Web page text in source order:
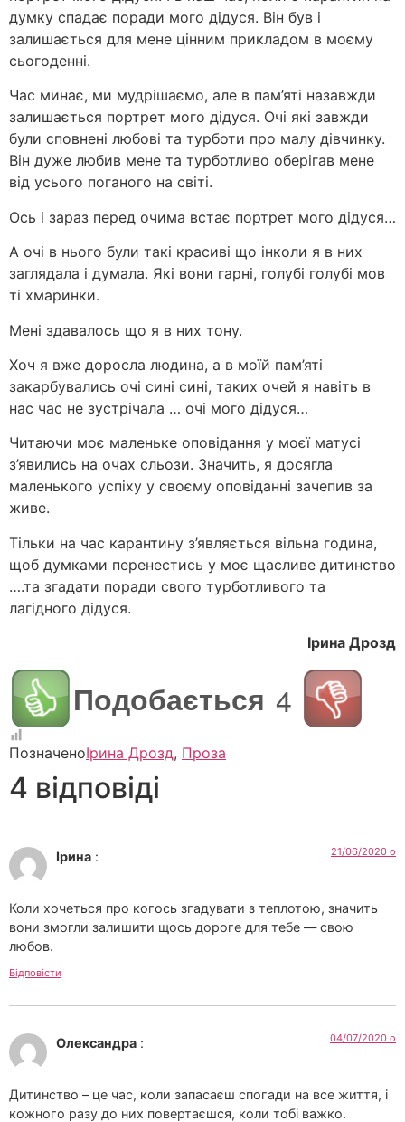
думку спадає поради мого дідуся. Він був і
залишається для мене цінним прикладом в моєму
сьогоденні.
Час минає, ми мудрішаємо, але в пам’яті назавжди
залишається портрет мого дідуся. Очі які завжди
були сповнені любові та турботи про малу дівчинку.
Він дуже любив мене та турботливо оберігав мене
від усього поганого на світі.
Ось і зараз перед очима встає портрет мого дідуся…
А очі в нього були такі красиві що інколи я в них
заглядала і думала. Які вони гарні, голубі голубі мов
ті хмаринки.
Мені здавалось що я в них тону.
Хоч я вже доросла людина, а в моїй пам’яті
закарбувались очі сині сині, таких очей я навіть в
нас час не зустрічала … очі мого дідуся…
Читаючи моє маленьке оповідання у моєї матусі
з’явились на очах сльози. Значить, я досягла
маленького успіху у своєму оповіданні зачепив за
живе.
Тільки на час карантину з’являється вільна година,
щоб думками перенестись у моє щасливе дитинство
….та згадати поради свого турботливого та
лагідного дідуся.
Ірина Дрозд
Подобається 4
ПозначеноІрина Дрозд, Проза
4 відповіді
Ірина : 21/06/2020 о
Коли хочеться про когось згадувати з теплотою, значить
вони змогли залишити щось дороге для тебе — свою
любов.
Відповісти
Олександра : 04/07/2020 о
Дитинство – це час, коли запасаєш спогади на все життя, і
кожного разу до них повертаєшся, коли тобі важко.